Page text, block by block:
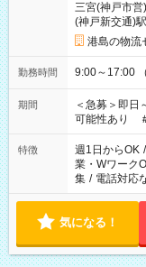
三宮(神戸市
(神戸新交通)
港島の物流
勤務時間 9:00～17:00
期間
＜急募＞即
可能性あり
特徴 週1日からOK /
業・Wワーク
集 / 電話対応
気になる！